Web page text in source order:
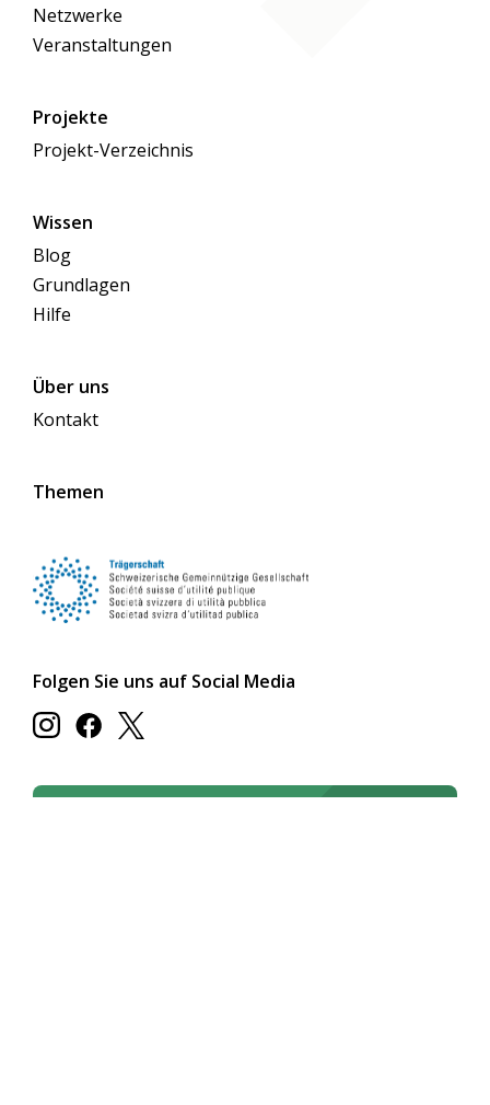
Netzwerke
Veranstaltungen
Projekte
Projekt-Verzeichnis
Wissen
Blog
Grundlagen
Hilfe
Über uns
Kontakt
Themen
Folgen Sie uns auf Social Media